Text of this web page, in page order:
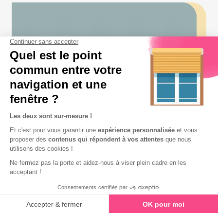
Pour visionner cette vidéo,
vous devez accepter les cookies YouTube 🍪
Modifier vos préférences